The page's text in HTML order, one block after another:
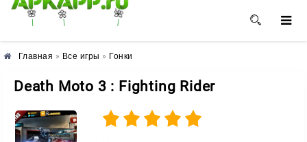
🌸 🌼 🌺
Главная » Все игры » Гонки
Death Moto 3 : Fighting Rider